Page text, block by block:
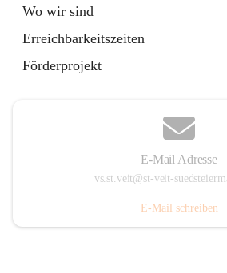
Wo wir sind
Erreichbarkeitszeiten
Förderprojekt
E-Mail Adresse
vs.st.veit@st-veit-
E-Mail schreiben